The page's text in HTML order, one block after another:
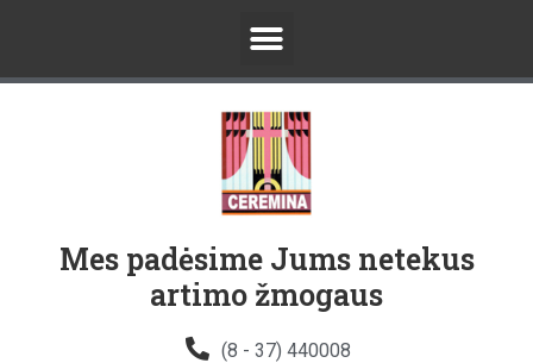
Mes padėsime Jums netekus
artimo žmogaus
(8 - 37) 440008